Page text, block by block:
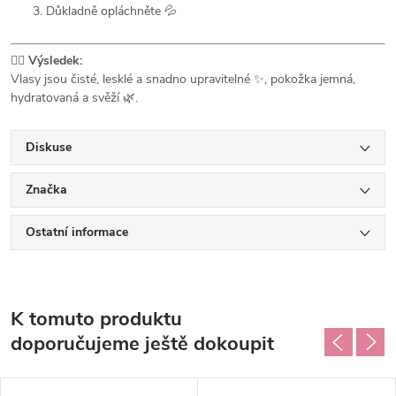
Důkladně opláchněte 💦
💇‍♂️ Výsledek:
Vlasy jsou čisté, lesklé a snadno upravitelné ✨, pokožka jemná,
hydratovaná a svěží 🌿.
Diskuse
Značka
Ostatní informace
K tomuto produktu
doporučujeme ještě dokoupit